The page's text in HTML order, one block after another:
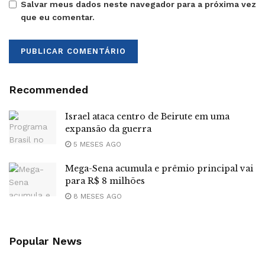
Salvar meus dados neste navegador para a próxima vez
que eu comentar.
Recommended
Israel ataca centro de Beirute em uma
expansão da guerra
5 MESES AGO
Mega-Sena acumula e prêmio principal vai
para R$ 8 milhões
8 MESES AGO
Popular News